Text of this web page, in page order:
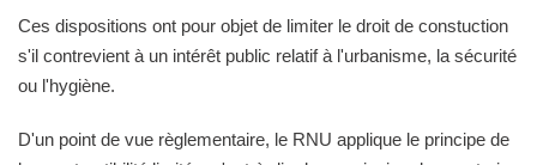
Ces dispositions ont pour objet de limiter le droit de constuction
s'il contrevient à un intérêt public relatif à l'urbanisme, la sécurité
ou l'hygiène.
D'un point de vue règlementaire, le RNU applique le principe de